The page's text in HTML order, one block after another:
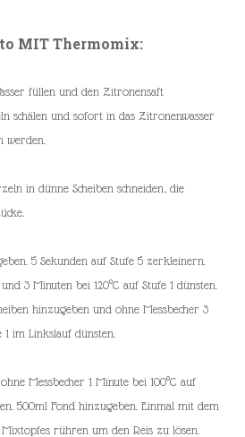
MIT Thermomix:
füllen und den Zitronensaft
schälen und sofort in das Zitronenwasser
werden.
in dünne Scheiben schneiden, die
5 Sekunden auf Stufe 5 zerkleinern.
3 Minuten bei 120°C auf Stufe 1 dünsten.
hinzugeben und ohne Messbecher 3
1 im Linkslauf dünsten.
Messbecher 1 Minute bei 100°C auf
500ml Fond hinzugeben. Einmal mit dem
rühren um den Reis zu lösen.